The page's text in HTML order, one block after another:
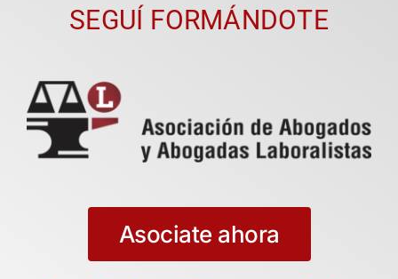
SEGUÍ FORMÁNDOTE
Asociate ahora